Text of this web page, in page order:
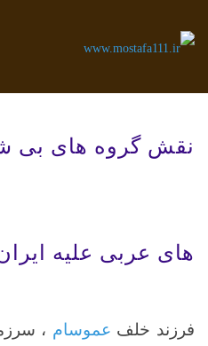
نقش گروه های بی
های عربی علیه
فرزند خلف عموسام ،